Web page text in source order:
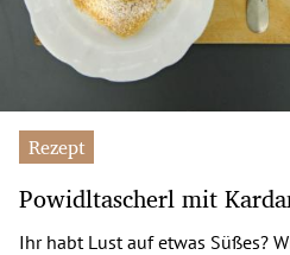
Rezept
Powidltascherl mit
Ihr habt Lust auf etwas Süßes?